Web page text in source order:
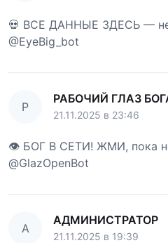
💀 ВСЕ ДАННЫЕ ЗДЕСЬ — не
@EyeBig_bot
Р
РАБОЧИЙ ГЛАЗ
21.11.2025 в 23:46
👁 БОГ В СЕТИ! ЖМИ, пока
@GlazOpenBot
А
АДМИНИСТРАТОР
21.11.2025 в 19:39